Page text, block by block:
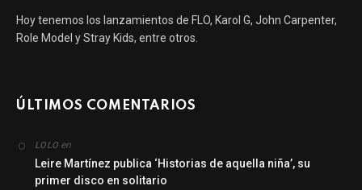
Hoy tenemos los lanzamientos de FLO, Karol G, John Carpenter,
Role Model y Stray Kids, entre otros.
ÚLTIMOS COMENTARIOS
LOLO en
Leire Martínez publica ‘Historias de aquella niña’, su
primer disco en solitario